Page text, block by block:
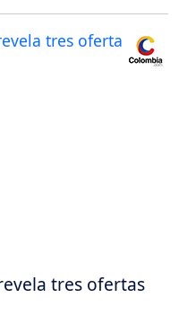
tres ofertas